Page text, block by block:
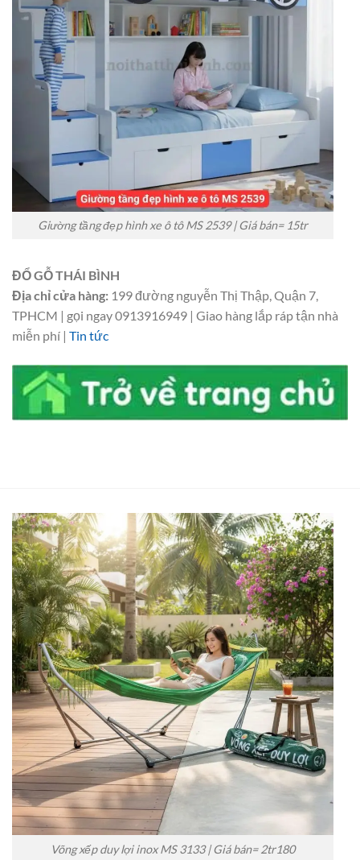
Giường tầng đẹp hình xe ô tô MS 2539 | Giá bán= 15tr
ĐỔ GỖ THÁI BÌNH
Địa chỉ cửa hàng: 199 đường nguyễn Thị Thập, Quận 7,
TPHCM | gọi ngay 0913916949 | Giao hàng lắp ráp tận nhà
miễn phí | Tin tức
Võng xếp duy lợi inox MS 3133 | Giá bán= 2tr180